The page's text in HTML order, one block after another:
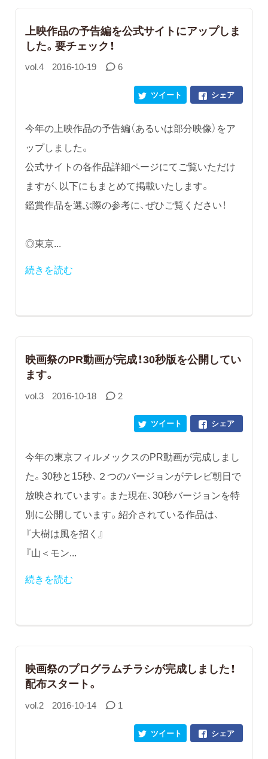
上映作品の予告編を公式サイトにアップしま
した。要チェック！
vol.4 2016-10-19 6
シェア
ツイート
今年の上映作品の予告編（あるいは部分映像）をア
ップしました。
公式サイトの各作品詳細ページにてご覧いただけ
ますが、以下にもまとめて掲載いたします。
鑑賞作品を選ぶ際の参考に、ぜひご覧ください！
◎東京...
続きを読む
映画祭のPR動画が完成！30秒版を公開してい
ます。
vol.3 2016-10-18 2
シェア
ツイート
今年の東京フィルメックスのPR動画が完成しまし
た。30秒と15秒、２つのバージョンがテレビ朝日で
放映されています。また現在、30秒バージョンを特
別に公開しています。紹介されている作品は、
『大樹は風を招く』
『山＜モン...
続きを読む
映画祭のプログラムチラシが完成しました！
配布スタート。
vol.2 2016-10-14 1
シェア
ツイート